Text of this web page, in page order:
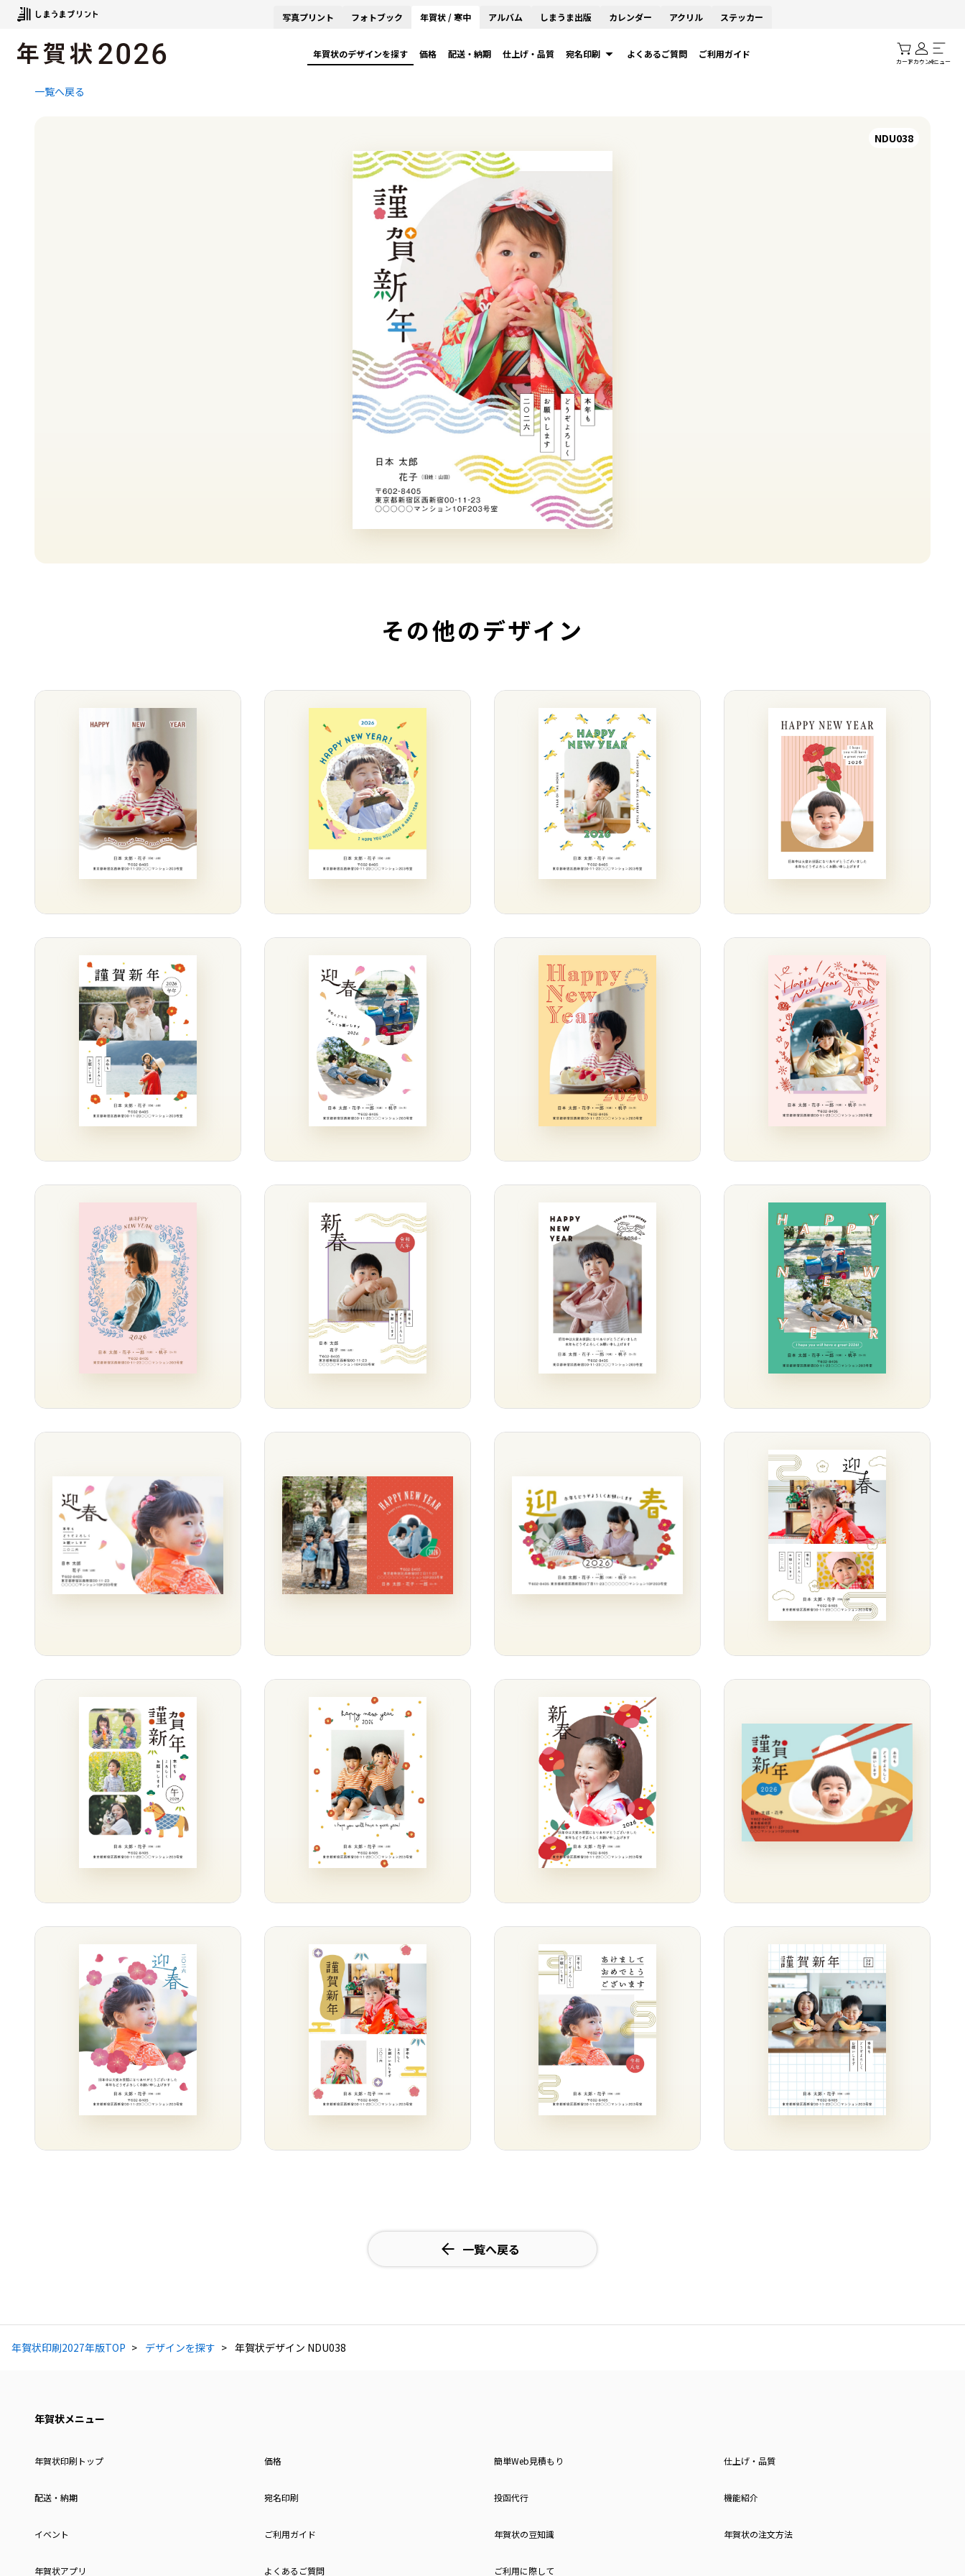
写真プリント フォトブック 年賀状 / 寒中 アルバム しまうま出版 カレンダー アクリル ステッカー
年賀状のデザインを探す 価格 配送・納期 仕上げ・品質 宛名印刷 よくあるご質問 ご利用ガイド
カートアカウントメニュー
一覧へ戻る
NDU038
その他のデザイン
一覧へ戻る
年賀状印刷2027年版TOP デザインを探す 年賀状デザイン NDU038
年賀状メニュー
年賀状印刷トップ 価格 簡単Web見積もり 仕上げ・品質
配送・納期 宛名印刷 投函代行 機能紹介
イベント ご利用ガイド 年賀状の豆知識 年賀状の注文方法
年賀状アプリ よくあるご質問 ご利用に際して